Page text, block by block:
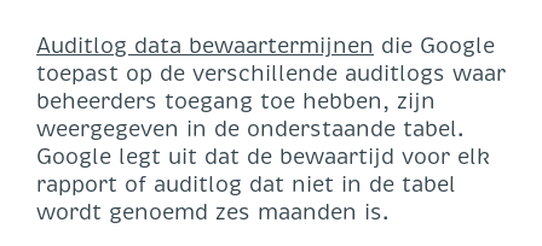
Auditlog data bewaartermijnen die Google
toepast op de verschillende auditlogs waar
beheerders toegang toe hebben, zijn
weergegeven in de onderstaande tabel.
Google legt uit dat de bewaartijd voor elk
rapport of auditlog dat niet in de tabel
wordt genoemd zes maanden is.